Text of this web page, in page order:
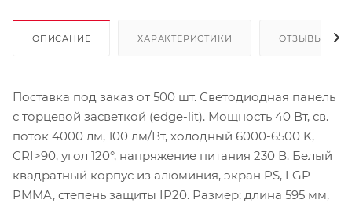
ОПИСАНИЕ ХАРАКТЕРИСТИКИ ОТЗЫВЫ
Поставка под заказ от 500 шт. Светодиодная панель
с торцевой засветкой (edge-lit). Мощность 40 Вт, св.
поток 4000 лм, 100 лм/Вт, холодный 6000-6500 K,
CRI>90, угол 120°, напряжение питания 230 В. Белый
квадратный корпус из алюминия, экран PS, LGP
PMMA, степень защиты IP20. Размер: длина 595 мм,